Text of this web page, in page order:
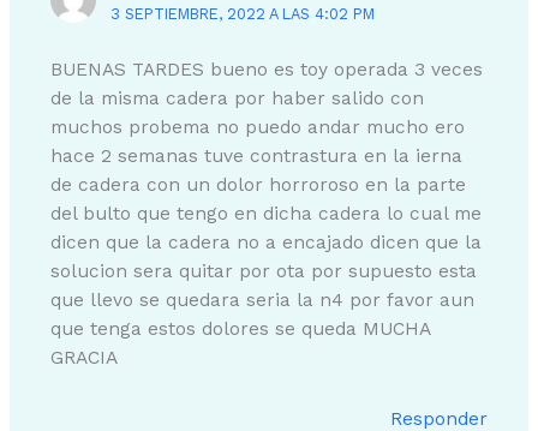
3 SEPTIEMBRE, 2022 A LAS 4:02 PM
BUENAS TARDES bueno es toy operada 3 veces
de la misma cadera por haber salido con
muchos probema no puedo andar mucho ero
hace 2 semanas tuve contrastura en la ierna
de cadera con un dolor horroroso en la parte
del bulto que tengo en dicha cadera lo cual me
dicen que la cadera no a encajado dicen que la
solucion sera quitar por ota por supuesto esta
que llevo se quedara seria la n4 por favor aun
que tenga estos dolores se queda MUCHA
GRACIA
Responder